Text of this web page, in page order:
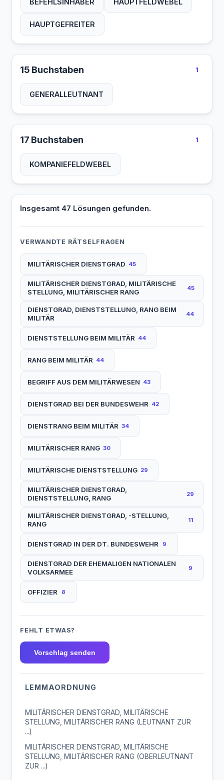
BEFEHLSINHABER HAUPTFELDWEBEL
HAUPTGEFREITER
15 Buchstaben 1
GENERALLEUTNANT
17 Buchstaben 1
KOMPANIEFELDWEBEL
Insgesamt 47 Lösungen gefunden.
VERWANDTE RÄTSELFRAGEN
MILITÄRISCHER DIENSTGRAD 45
MILITÄRISCHER DIENSTGRAD, MILITÄRISCHE
STELLUNG, MILITÄRISCHER RANG
45
DIENSTGRAD, DIENSTSTELLUNG, RANG BEIM
MILITÄR
44
DIENSTSTELLUNG BEIM MILITÄR 44
RANG BEIM MILITÄR 44
BEGRIFF AUS DEM MILITÄRWESEN 43
DIENSTGRAD BEI DER BUNDESWEHR 42
DIENSTRANG BEIM MILITÄR 34
MILITÄRISCHER RANG 30
MILITÄRISCHE DIENSTSTELLUNG 29
MILITÄRISCHER DIENSTGRAD,
DIENSTSTELLUNG, RANG
29
MILITÄRISCHER DIENSTGRAD, -STELLUNG,
RANG
11
DIENSTGRAD IN DER DT. BUNDESWEHR 9
DIENSTGRAD DER EHEMALIGEN NATIONALEN
VOLKSARMEE
9
OFFIZIER 8
FEHLT ETWAS?
Vorschlag senden
LEMMAORDNUNG
MILITÄRISCHER DIENSTGRAD, MILITÄRISCHE
STELLUNG, MILITÄRISCHER RANG (LEUTNANT ZUR
...)
MILITÄRISCHER DIENSTGRAD, MILITÄRISCHE
STELLUNG, MILITÄRISCHER RANG (OBERLEUTNANT
ZUR ...)